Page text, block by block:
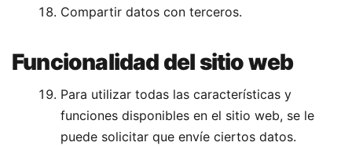
Compartir datos con terceros.
Funcionalidad del sitio web
Para utilizar todas las características y
funciones disponibles en el sitio web, se le
puede solicitar que envíe ciertos datos.